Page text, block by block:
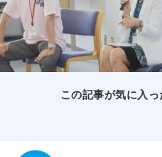
この記事が気に入